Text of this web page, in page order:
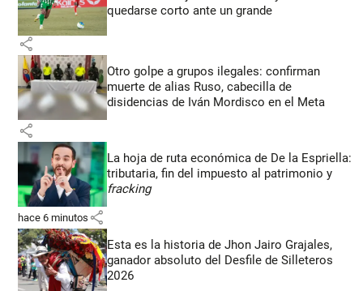
quedarse corto ante un grande
share
Otro golpe a grupos ilegales: confirman
muerte de alias Ruso, cabecilla de
disidencias de Iván Mordisco en el Meta
share
La hoja de ruta económica de De la Espriella:
tributaria, fin del impuesto al patrimonio y
fracking
hace 6 minutos share
Esta es la historia de Jhon Jairo Grajales,
ganador absoluto del Desfile de Silleteros
2026